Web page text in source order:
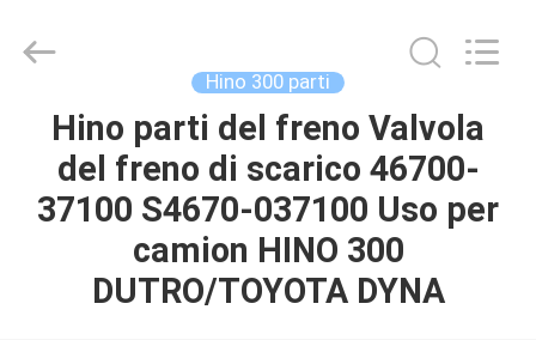
CASA
PRODOTTI
CIRCA
Technology
Hino 300 parti
Hino parti del freno Valvola
del freno di scarico 46700-
37100 S4670-037100 Uso per
camion HINO 300
DUTRO/TOYOTA DYNA